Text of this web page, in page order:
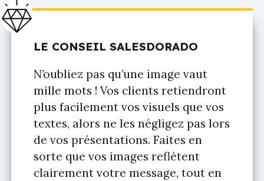
LE CONSEIL SALESDORADO
N’oubliez pas qu’une image vaut
mille mots ! Vos clients retiendront
plus facilement vos visuels que vos
textes, alors ne les négligez pas lors
de vos présentations. Faites en
sorte que vos images reflètent
clairement votre message, tout en